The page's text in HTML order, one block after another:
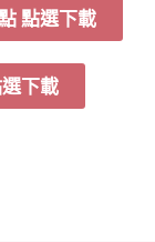
點選下載
下載